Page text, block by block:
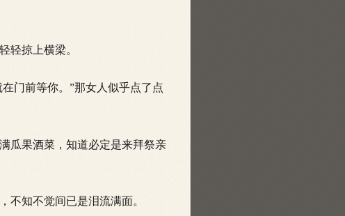
掠上横梁。
门前等你。”那女人似乎点了点
瓜果酒菜，知道必定是来拜祭亲
不知不觉间已是泪流满面。